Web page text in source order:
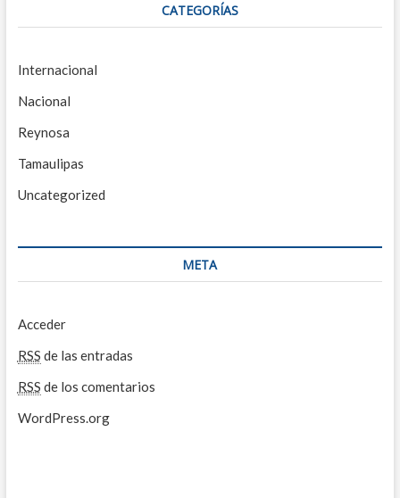
CATEGORÍAS
Internacional
Nacional
Reynosa
Tamaulipas
Uncategorized
META
Acceder
RSS de las entradas
RSS de los comentarios
WordPress.org